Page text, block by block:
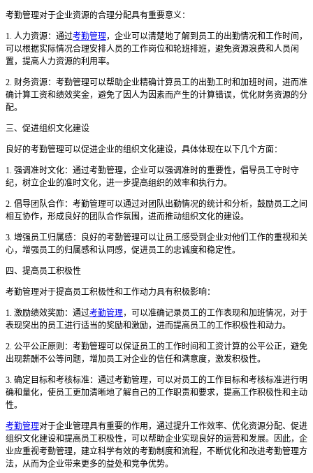
考勤管理对于企业资源的合理分配具有重要意义：
1. 人力资源：通过考勤管理，企业可以清楚地了解到员工的出勤情况和工作时间，
可以根据实际情况合理安排人员的工作岗位和轮班排班，避免资源浪费和人员闲
置，提高人力资源的利用率。
2. 财务资源：考勤管理可以帮助企业精确计算员工的出勤工时和加班时间，进而准
确计算工资和绩效奖金，避免了因人为因素而产生的计算错误，优化财务资源的分
配。
三、促进组织文化建设
良好的考勤管理可以促进企业的组织文化建设，具体体现在以下几个方面：
1. 强调准时文化：通过考勤管理，企业可以强调准时的重要性，倡导员工守时守
纪，树立企业的准时文化，进一步提高组织的效率和执行力。
2. 倡导团队合作：考勤管理可以通过对团队出勤情况的统计和分析，鼓励员工之间
相互协作，形成良好的团队合作氛围，进而推动组织文化的建设。
3. 增强员工归属感：良好的考勤管理可以让员工感受到企业对他们工作的重视和关
心，增强员工的归属感和认同感，促进员工的忠诚度和稳定性。
四、提高员工积极性
考勤管理对于提高员工积极性和工作动力具有积极影响：
1. 激励绩效奖励：通过考勤管理，可以准确记录员工的工作表现和加班情况，对于
表现突出的员工进行适当的奖励和激励，进而提高员工的工作积极性和动力。
2. 公平公正原则：考勤管理可以保证员工的工作时间和工资计算的公平公正，避免
出现薪酬不公等问题，增加员工对企业的信任和满意度，激发积极性。
3. 确定目标和考核标准：通过考勤管理，可以对员工的工作目标和考核标准进行明
确和量化，使员工更加清晰地了解自己的工作职责和要求，提高工作积极性和主动
性。
考勤管理对于企业管理具有重要的作用，通过提升工作效率、优化资源分配、促进
组织文化建设和提高员工积极性，可以帮助企业实现良好的运营和发展。因此，企
业应重视考勤管理，建立科学有效的考勤制度和流程，不断优化和改进考勤管理方
法，从而为企业带来更多的益处和竞争优势。